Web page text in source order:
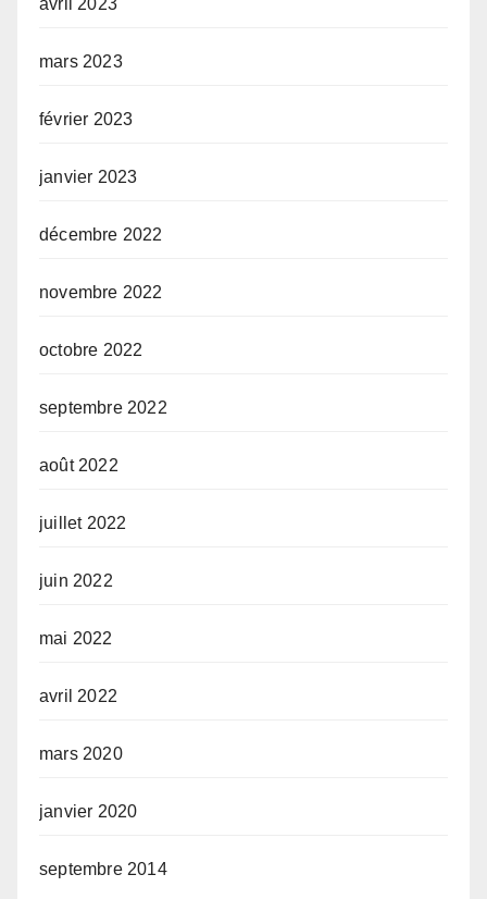
avril 2023
mars 2023
février 2023
janvier 2023
décembre 2022
novembre 2022
octobre 2022
septembre 2022
août 2022
juillet 2022
juin 2022
mai 2022
avril 2022
mars 2020
janvier 2020
septembre 2014